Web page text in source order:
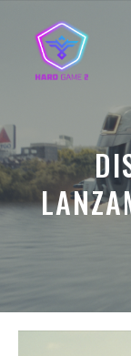
contenido